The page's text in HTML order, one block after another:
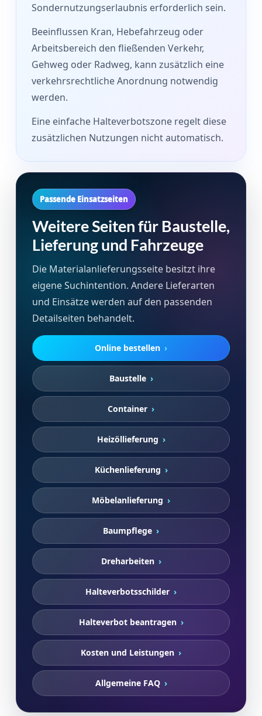
Sondernutzungserlaubnis erforderlich sein.
Beeinflussen Kran, Hebefahrzeug oder
Arbeitsbereich den fließenden Verkehr,
Gehweg oder Radweg, kann zusätzlich eine
verkehrsrechtliche Anordnung notwendig
werden.
Eine einfache Halteverbotszone regelt diese
zusätzlichen Nutzungen nicht automatisch.
Passende Einsatzseiten
Weitere Seiten für Baustelle,
Lieferung und Fahrzeuge
Die Materialanlieferungsseite besitzt ihre
eigene Suchintention. Andere Lieferarten
und Einsätze werden auf den passenden
Detailseiten behandelt.
Online bestellen
Baustelle
Container
Heizöllieferung
Küchenlieferung
Möbelanlieferung
Baumpflege
Dreharbeiten
Halteverbotsschilder
Halteverbot beantragen
Kosten und Leistungen
Allgemeine FAQ